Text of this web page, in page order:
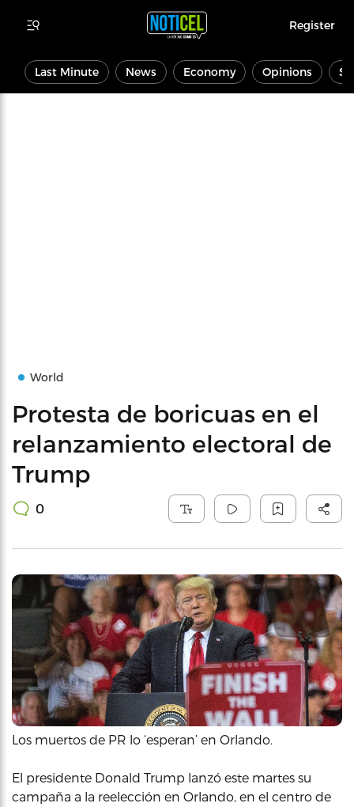
Register
Last Minute News Economy Opinions
World
Protesta de boricuas en el
relanzamiento electoral de
Trump
0
Los muertos de PR lo ‘esperan’ en Orlando.
El presidente Donald Trump lanzó este martes su
campaña a la reelección en Orlando, en el centro de